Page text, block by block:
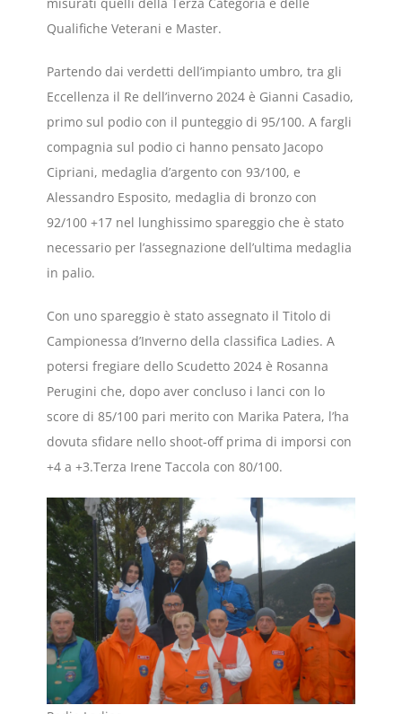
Qualifiche Veterani e Master.
Partendo dai verdetti dell’impianto umbro, tra gli
Eccellenza il Re dell’inverno 2024 è Gianni Casadio,
primo sul podio con il punteggio di 95/100. A fargli
compagnia sul podio ci hanno pensato Jacopo
Cipriani, medaglia d’argento con 93/100, e
Alessandro Esposito, medaglia di bronzo con
92/100 +17 nel lunghissimo spareggio che è stato
necessario per l’assegnazione dell’ultima medaglia
in palio.
Con uno spareggio è stato assegnato il Titolo di
Campionessa d’Inverno della classifica Ladies. A
potersi fregiare dello Scudetto 2024 è Rosanna
Perugini che, dopo aver concluso i lanci con lo
score di 85/100 pari merito con Marika Patera, l’ha
dovuta sfidare nello shoot-off prima di imporsi con
+4 a +3.Terza Irene Taccola con 80/100.